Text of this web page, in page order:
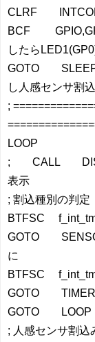
CLRF
BCF
したら
GOTO
し人感センサ割
;
LOOP
; CALL
表示
; 割込種別の判定
BTFSC
GOTO
に
BTFSC
GOTO
GOTO
; 人感センサ割込